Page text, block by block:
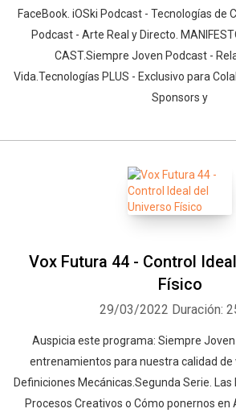
FaceBook. iOSki Podcast - Tecnologías de
Podcast - Arte Real y Directo.
CAST.Siempre Joven Podcast -
Vida.Tecnologías PLUS - Exclusivo para
Sponsors y
Vox Futura 44 - Control
Físico
29/03/2022 Duración:
Auspicia este programa: Siempre Joven
entrenamientos para nuestra calidad de
Definiciones Mecánicas.Segunda Serie. Las
Procesos Creativos o Cómo ponernos en